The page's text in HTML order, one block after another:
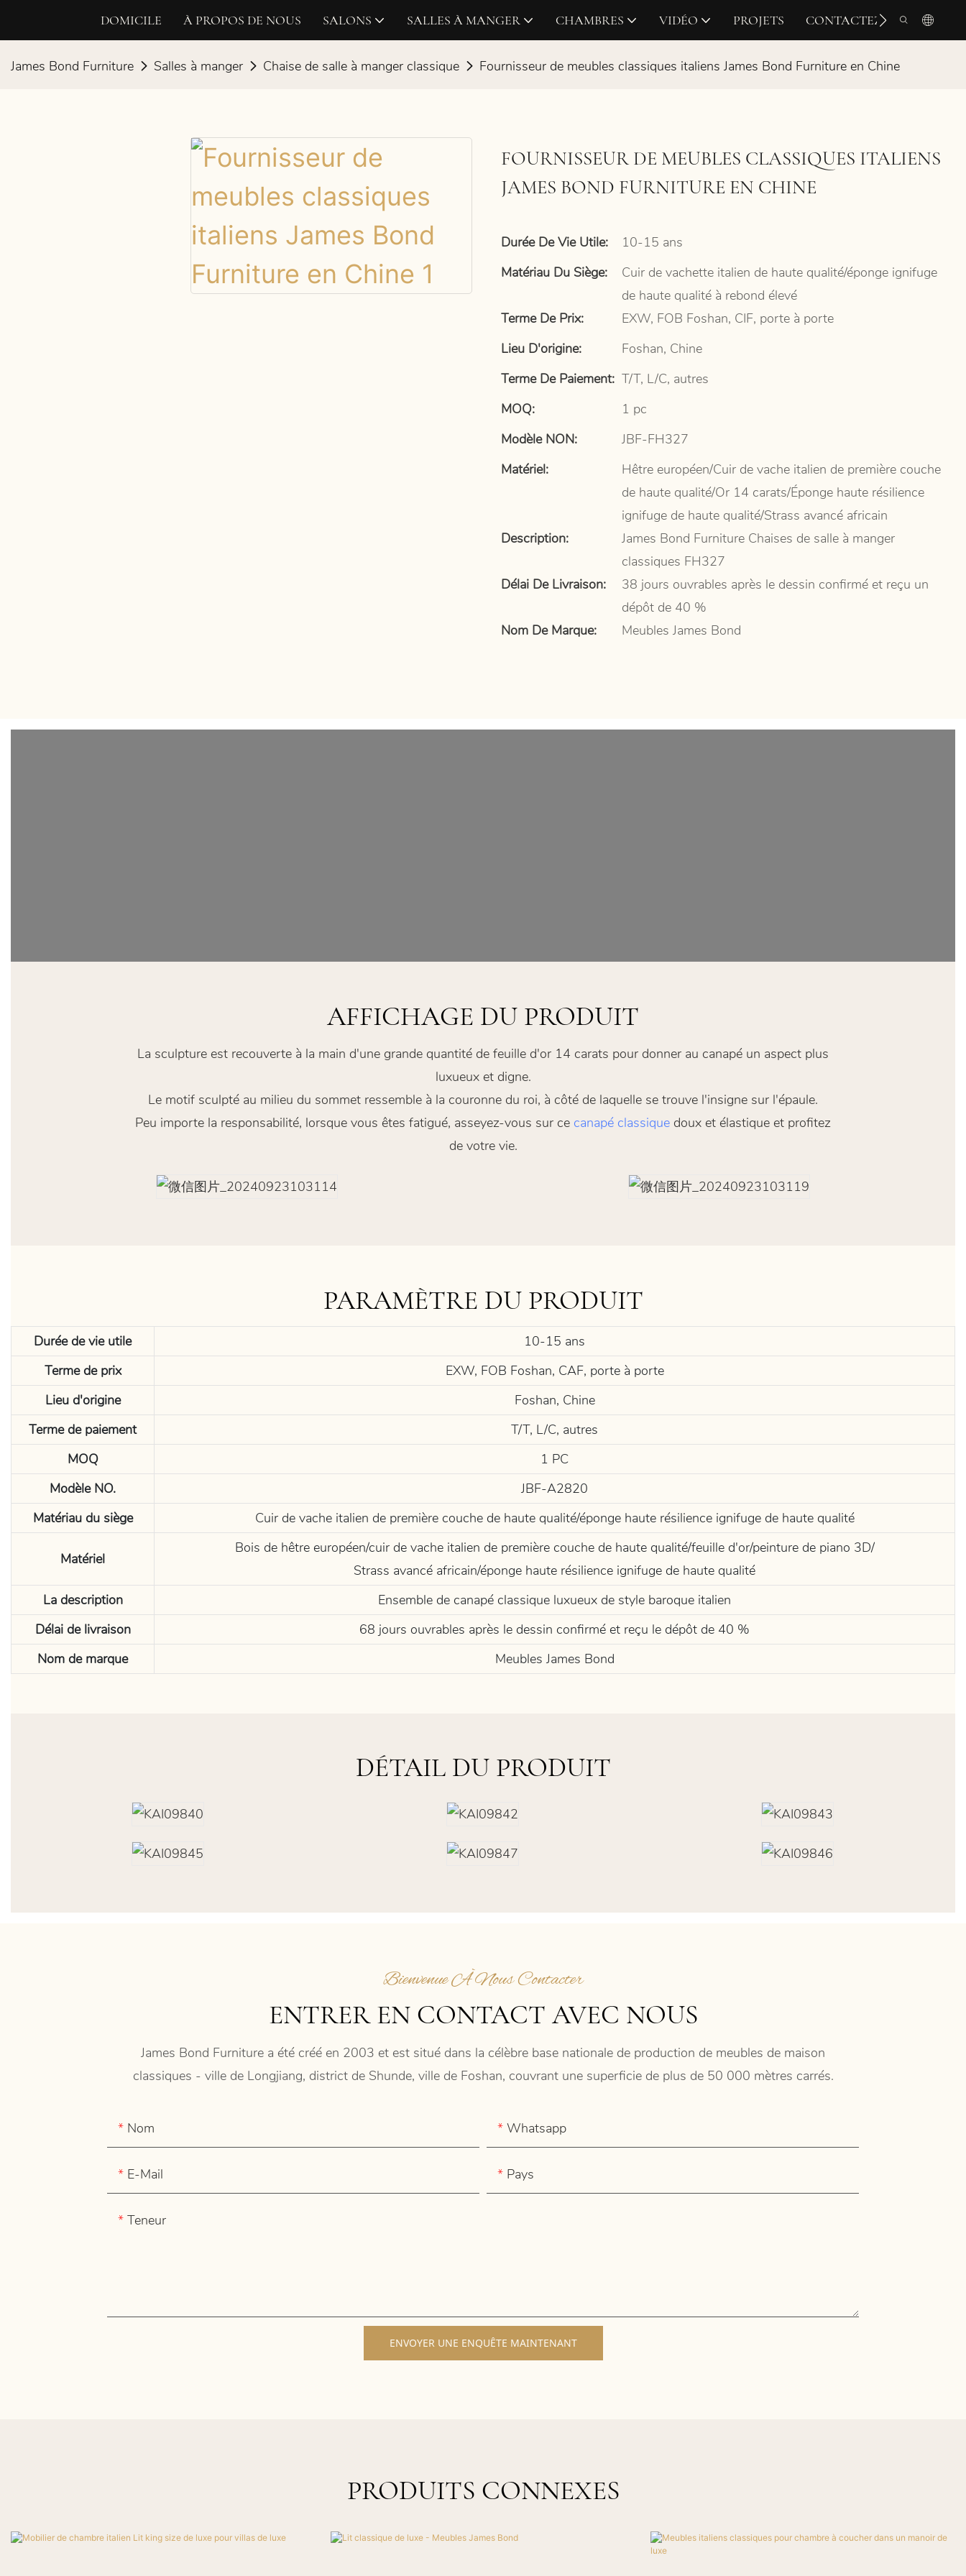
DOMICILE À PROPOS DE NOUS SALONS SALLES À MANGER CHAMBRES VIDÉO PROJETS CONTACTEZ-NOUS
James Bond Furniture Salles à manger Chaise de salle à manger classique Fournisseur de meubles classiques italiens James Bond Furniture en Chine
FOURNISSEUR DE MEUBLES CLASSIQUES ITALIENS
JAMES BOND FURNITURE EN CHINE
Durée De Vie Utile:
10-15 ans
Matériau Du Siège:
Cuir de vachette italien de haute qualité/éponge ignifuge
de haute qualité à rebond élevé
Terme De Prix:
EXW, FOB Foshan, CIF, porte à porte
Lieu D'origine:
Foshan, Chine
Terme De Paiement: T/T, L/C, autres
MOQ:
1 pc
Modèle NON:
JBF-FH327
Matériel:
Hêtre européen/Cuir de vache italien de première couche
de haute qualité/Or 14 carats/Éponge haute résilience
ignifuge de haute qualité/Strass avancé africain
Description:
James Bond Furniture Chaises de salle à manger
classiques FH327
Délai De Livraison:
38 jours ouvrables après le dessin confirmé et reçu un
dépôt de 40 %
Nom De Marque:
Meubles James Bond
AFFICHAGE DU PRODUIT
La sculpture est recouverte à la main d'une grande quantité de feuille d'or 14 carats pour donner au canapé un aspect plus
luxueux et digne.
Le motif sculpté au milieu du sommet ressemble à la couronne du roi, à côté de laquelle se trouve l'insigne sur l'épaule.
Peu importe la responsabilité, lorsque vous êtes fatigué, asseyez-vous sur ce canapé classique doux et élastique et profitez
de votre vie.
PARAMÈTRE DU PRODUIT
Durée de vie utile
10-15 ans
Terme de prix
EXW, FOB Foshan, CAF, porte à porte
Lieu d'origine
Foshan, Chine
Terme de paiement
T/T, L/C, autres
MOQ
1 PC
Modèle NO.
JBF-A2820
Matériau du siège
Cuir de vache italien de première couche de haute qualité/éponge haute résilience ignifuge de haute qualité
Matériel
Bois de hêtre européen/cuir de vache italien de première couche de haute qualité/feuille d'or/peinture de piano 3D/
Strass avancé africain/éponge haute résilience ignifuge de haute qualité
La description
Ensemble de canapé classique luxueux de style baroque italien
Délai de livraison
68 jours ouvrables après le dessin confirmé et reçu le dépôt de 40 %
Nom de marque
Meubles James Bond
DÉTAIL DU PRODUIT
Bienvenue À Nous Contacter
ENTRER EN CONTACT AVEC NOUS
James Bond Furniture a été créé en 2003 et est situé dans la célèbre base nationale de production de meubles de maison
classiques - ville de Longjiang, district de Shunde, ville de Foshan, couvrant une superficie de plus de 50 000 mètres carrés.
Nom Whatsapp
E-Mail Pays
Teneur
ENVOYER UNE ENQUÊTE MAINTENANT
PRODUITS CONNEXES